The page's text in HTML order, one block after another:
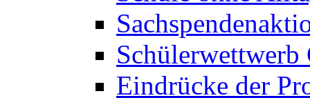
Schülerwettwerb
Eindrücke der